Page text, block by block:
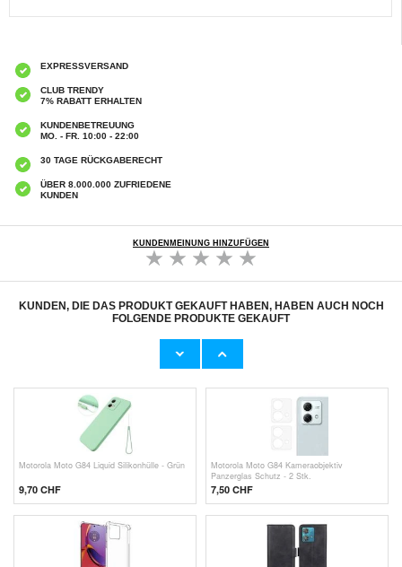
EXPRESSVERSAND
CLUB TRENDY
7% RABATT ERHALTEN
KUNDENBETREUUNG
MO. - FR. 10:00 - 22:00
30 TAGE RÜCKGABERECHT
ÜBER 8.000.000 ZUFRIEDENE
KUNDEN
KUNDENMEINUNG HINZUFÜGEN
KUNDEN, DIE DAS PRODUKT GEKAUFT HABEN, HABEN AUCH NOCH
FOLGENDE PRODUKTE GEKAUFT
Motorola Moto G84 360 Schutz Hülle -
Motorola Moto G84 Liquid Silikonhülle - Grün
9,70 CHF
Motorola Moto G84 Kameraobjektiv
Panzerglas Schutz - 2 Stk.
7,50 CHF